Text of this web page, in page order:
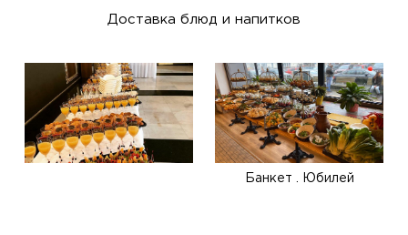
Доставка блюд и напитков
Банкет . Юбилей